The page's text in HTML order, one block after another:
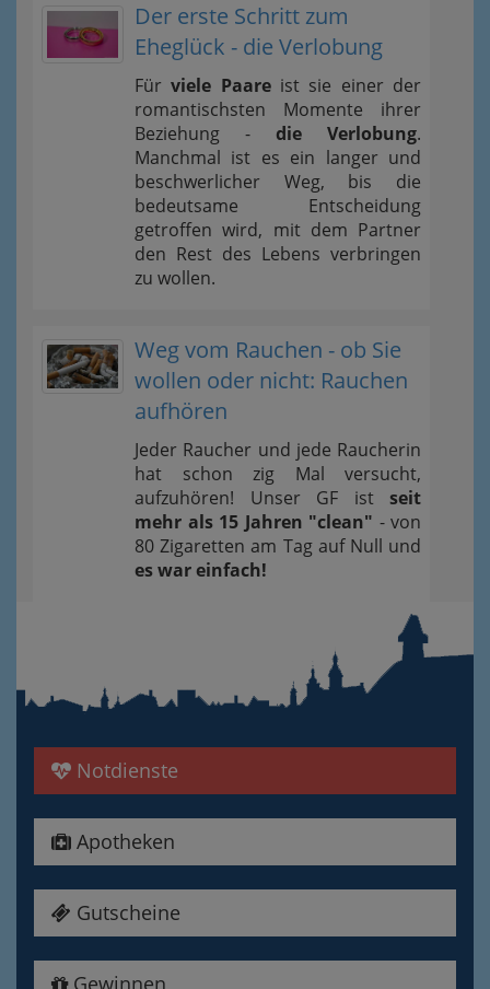
Der erste Schritt zum
Eheglück - die Verlobung
Fürviele Paareist sie einer der
romantischsten Momente ihrer
Beziehung - die Verlobung.
Manchmal ist es ein langer und
beschwerlicher Weg, bis die
bedeutsame Entscheidung
getroffen wird, mit dem Partner
den Rest des Lebens verbringen
zu wollen.
Weg vom Rauchen - ob Sie
wollen oder nicht: Rauchen
aufhören
Jeder Raucher und jede Raucherin
hat schon zig Mal versucht,
aufzuhören! Unser GF ist seit
mehr als 15 Jahren "clean" - von
80 Zigaretten am Tag auf Null und
es war einfach!
Notdienste
Apotheken
Gutscheine
Gewinnen